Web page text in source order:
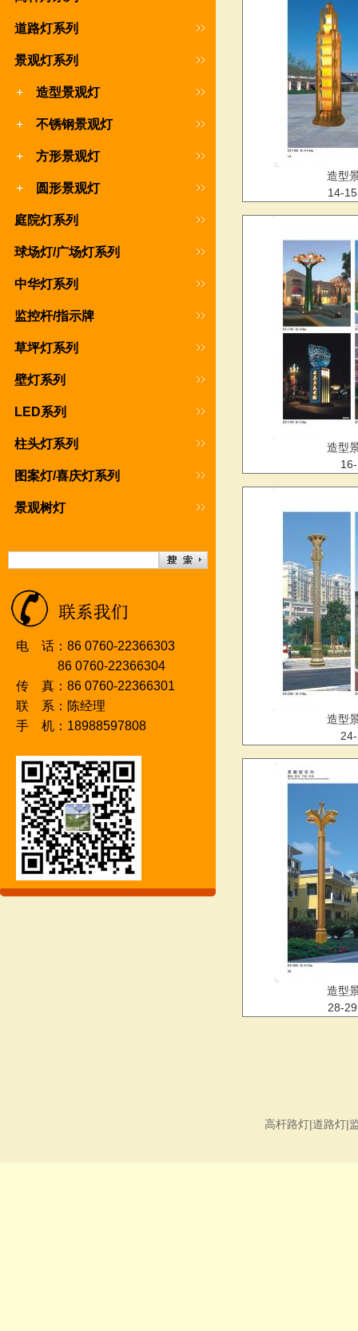
道路灯系列
景观灯系列
+ 造型景观灯
+ 不锈钢景观灯
+ 方形景观灯
+ 圆形景观灯
庭院灯系列
球场灯/广场灯系列
中华灯系列
监控杆/指示牌
草坪灯系列
壁灯系列
LED系列
柱头灯系列
图案灯/喜庆灯系列
景观树灯
电 话：86 0760-22366303
86 0760-22366304
传 真：86 0760-22366301
联 系：陈经理
手 机：18988597808
造型
14-
造型
造型
造型
28-
高杆路灯|道路灯|